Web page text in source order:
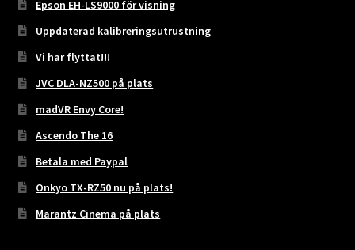
Epson EH-LS9000 för visning
Uppdaterad kalibreringsutrustning
Vi har flyttat!!!
JVC DLA-NZ500 på plats
madVR Envy Core!
Ascendo The 16
Betala med Paypal
Onkyo TX-RZ50 nu på plats!
Marantz Cinema på plats